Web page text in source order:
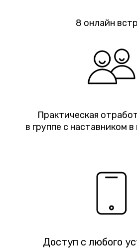
8 онлайн
Практическая
в группе с наставником
Доступ с любого